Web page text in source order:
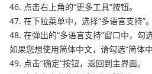
46. 点击右上角的“更多工具”按钮。
47. 在下拉菜单中，选择“多语言支持”。
48. 在弹出的“多语言支持”窗口中，勾
如果您想使用简体中文，请勾选“简体中
49. 点击“确定”按钮，返回到主界面。